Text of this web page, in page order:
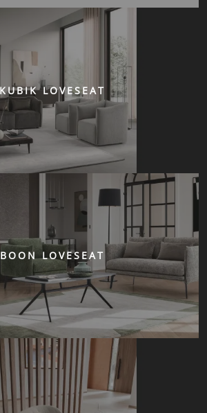
KUBIK LOVESEAT
BOON LOVESEAT